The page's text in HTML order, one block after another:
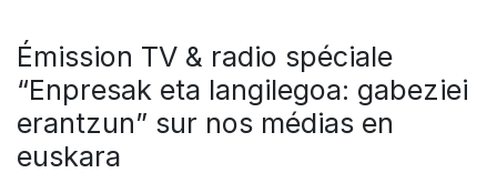
Émission TV & radio spéciale
“Enpresak eta langilegoa: gabeziei
erantzun” sur nos médias en
euskara